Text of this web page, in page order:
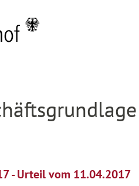
- Urteil vom 11.04.2017